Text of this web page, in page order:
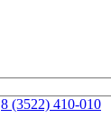
8 (3522) 410-010